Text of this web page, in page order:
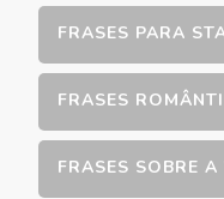
FRASES PARA
FRASES
FRASES SOBRE